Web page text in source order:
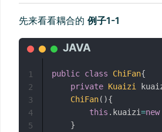
先来看看耦合的 例子1-1
public class ChiFan{
private Kuaizi
ChiFan( ){
this . kuaizi=new
}
1
2
3
4
5